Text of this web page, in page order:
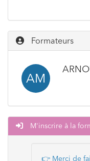
Formateurs
AM
M'inscrire à la
👉 Merci de